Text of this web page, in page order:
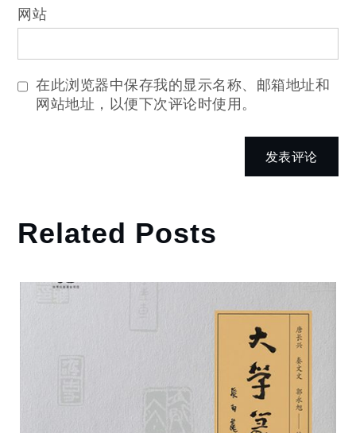
网站
在此浏览器中保存我的显示名称、邮箱地址和
网站地址，以便下次评论时使用。
Related Posts